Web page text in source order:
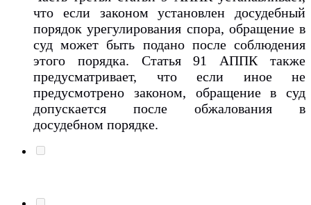
что если законом установлен досудебный
порядок урегулирования спора, обращение в
суд может быть подано после соблюдения
этого порядка. Статья 91 АППК также
предусматривает, что если иное не
предусмотрено законом, обращение в суд
допускается после обжалования в
досудебном порядке.